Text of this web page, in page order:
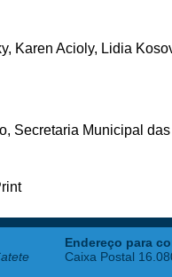
Karen Acioly, Lidia
Secretaria Municipal
Endereço para
Caixa Postal